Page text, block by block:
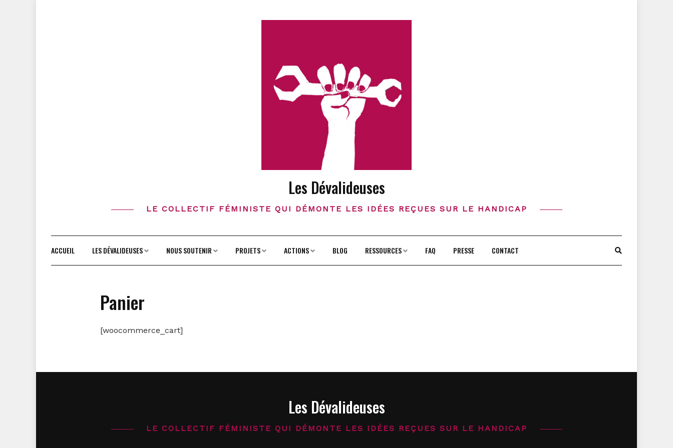
Les Dévalideuses
LE COLLECTIF FÉMINISTE QUI DÉMONTE LES IDÉES REÇUES SUR LE HANDICAP
ACCUEIL LES DÉVALIDEUSES NOUS SOUTENIR PROJETS ACTIONS BLOG RESSOURCES FAQ PRESSE CONTACT
Panier
[woocommerce_cart]
Les Dévalideuses
LE COLLECTIF FÉMINISTE QUI DÉMONTE LES IDÉES REÇUES SUR LE HANDICAP